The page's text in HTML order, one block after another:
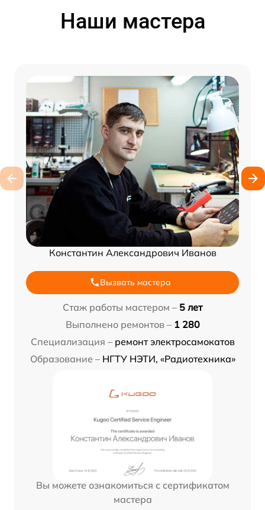
Наши мастера
Константин Александрович Иванов
Вызвать мастера
Стаж работы мастером – 5 лет
Выполнено ремонтов – 1 280
Специализация – ремонт электросамокатов
Образование – НГТУ НЭТИ, «Радиотехника»
Вы можете ознакомиться с сертификатом
мастера